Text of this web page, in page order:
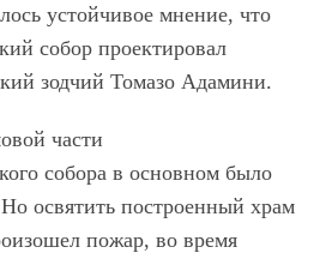
устойчивое мнение, что
собор проектировал
зодчий Томазо Адамини.
части
собора в основном было
освятить построенный храм
пожар, во время